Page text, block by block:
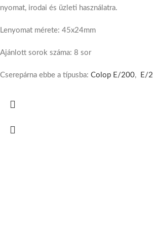
nyomat, irodai és üzleti használatra.
Lenyomat mérete: 45x24mm
Ajánlott sorok száma: 8 sor
Cserepárna ebbe a típusba: Colop E/200, E/